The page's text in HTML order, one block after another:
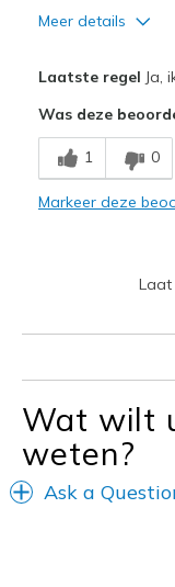
Meer details
Comfortable
Durable
Travel
Sizing
Laatste regel Ja,
Was deze
1 0
Markeer deze
Laat
Wat wilt
weten?
Ask a